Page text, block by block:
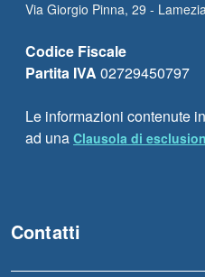
Via Giorgio Pinna, 29 -
Codice Fiscale
Partita IVA 02729450797
Le informazioni contenute
ad una Clausola di
Contatti